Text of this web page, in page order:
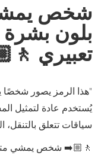
شخص يمشي
بلون
تعبيري
"هذا الرمز يصور شخصًا
يُستخدم عادة لتمثيل
سياقات تتعلق بالتنقل،
🚶🏼‍➡️